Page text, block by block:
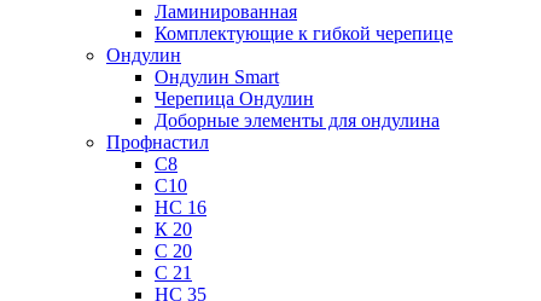
Ламинированная
Комплектующие к гибкой черепице
Ондулин
Ондулин Smart
Черепица Ондулин
Доборные элементы для ондулина
Профнастил
С8
С10
НС 16
К 20
С 20
С 21
НС 35